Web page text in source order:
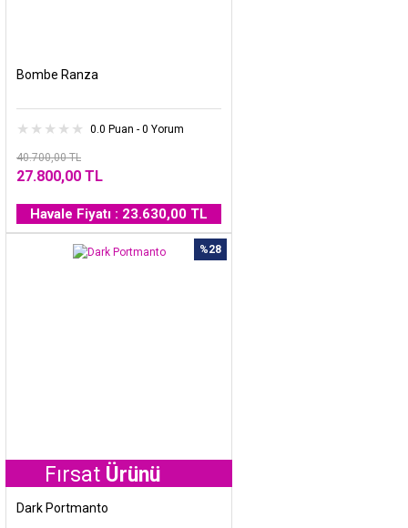
Bombe Ranza
0.0 Puan - 0 Yorum
40.700,00 TL
27.800,00 TL
Havale Fiyatı : 23.630,00 TL
%28
Ürünü
Dark Portmanto